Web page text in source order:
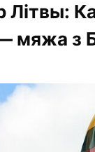
Літвы:
мяжа з